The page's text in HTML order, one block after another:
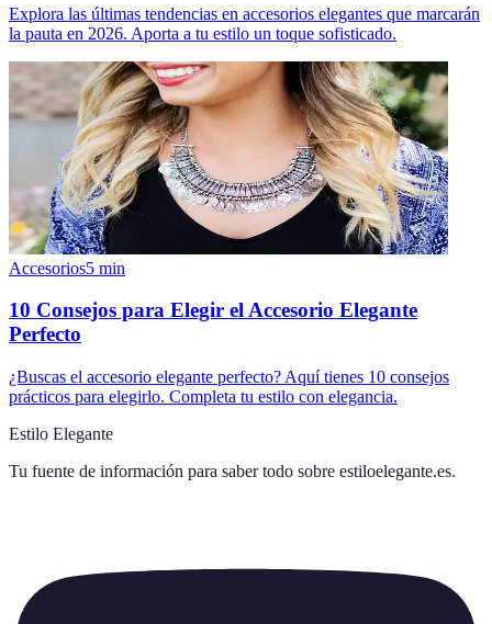
Explora las últimas tendencias en accesorios elegantes que marcarán
la pauta en 2026. Aporta a tu estilo un toque sofisticado.
Accesorios5 min
10 Consejos para Elegir el Accesorio Elegante
Perfecto
¿Buscas el accesorio elegante perfecto? Aquí tienes 10 consejos
prácticos para elegirlo. Completa tu estilo con elegancia.
Estilo Elegante
Tu fuente de información para saber todo sobre estiloelegante.es.